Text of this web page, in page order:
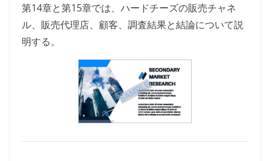
第14章と第15章では、ハードチーズの販売チャネ
ル、販売代理店、顧客、調査結果と結論について説
明する。